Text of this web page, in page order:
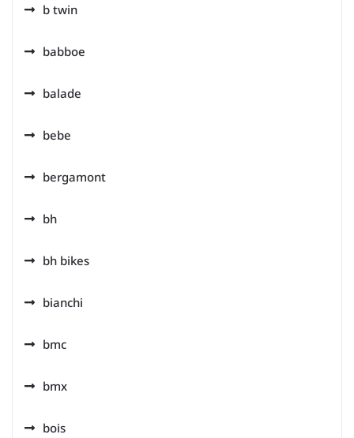
b twin
babboe
balade
bebe
bergamont
bh
bh bikes
bianchi
bmc
bmx
bois